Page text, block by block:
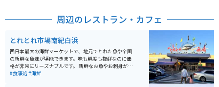
周辺のレストラン・カフェ
とれとれ市場南紀白浜
西日本最大の海鮮マーケットで、地元でとれた魚や全国
の新鮮な魚達が堪能できます。味も鮮度も抜群なのに価
格が非常にリーズナブルです。 新鮮なお魚やお刺身が食
べられてたり海鮮BBQが出来たりとお魚好きにはたまら
#食事処 #海鮮